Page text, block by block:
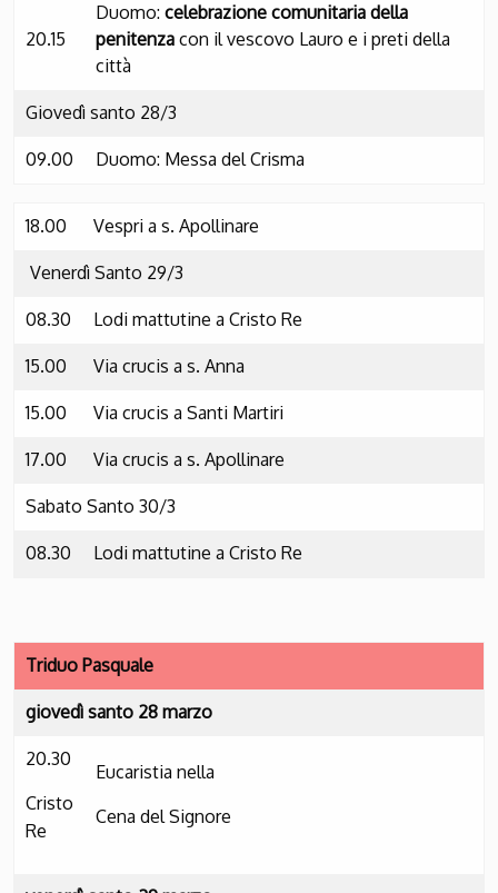
20.15
Duomo: celebrazione comunitaria della
penitenza con il vescovo Lauro e i preti della
città
Giovedì santo 28/3
09.00 Duomo: Messa del Crisma
18.00 Vespri a s. Apollinare
Venerdì Santo 29/3
08.30 Lodi mattutine a Cristo Re
15.00 Via crucis a s. Anna
15.00 Via crucis a Santi Martiri
17.00 Via crucis a s. Apollinare
Sabato Santo 30/3
08.30 Lodi mattutine a Cristo Re
Triduo Pasquale
giovedì santo 28 marzo
20.30
Cristo
Re
Eucaristia nella
Cena del Signore